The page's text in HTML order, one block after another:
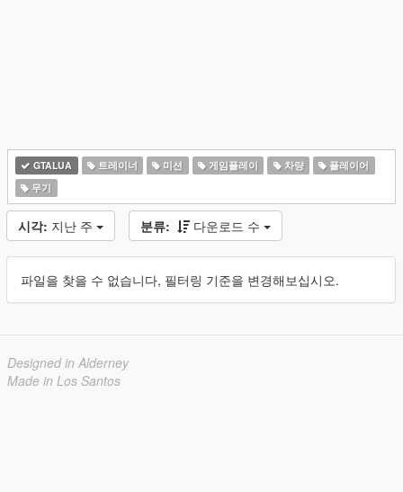
GTALUA 트레이너 미션 게임플레이 차량
플레이어
무기
시각: 지난 주 분류: 다운로드 수
파일을 찾을 수 없습니다, 필터링 기준을 변경해보십시오.
Designed in Alderney
Made in Los Santos